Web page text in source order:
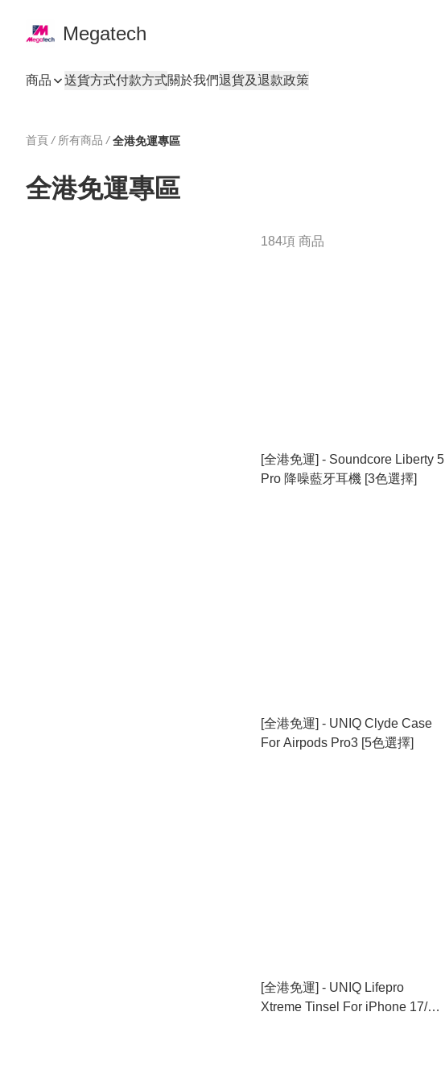
Megatech
商品 送貨方式付款方式關於我們退貨及退款政策
首頁 / 所有商品 / 全港免運專區
全港免運專區
184項 商品
[全港免運] - Soundcore Liberty 5
Pro 降噪藍牙耳機 [3色選擇]
[全港免運] - UNIQ Clyde Case
For Airpods Pro3 [5色選擇]
[全港免運] - UNIQ Lifepro
Xtreme Tinsel For iPhone 17/Air